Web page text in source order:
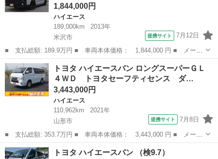
1,844,000円
ハイエース
189,000km
2013年
米沢市
提携サイト 7月12日
■ 支払総額: 189.9万円 ■ 車両本体価格： 1,844,000 円 ■ メーカ
ー名： トヨタ ■ 車種名： ハイエースバン ■ グレード名： ロ
ングＤＸ ／４ＷＤ／６人乗り／寒冷地仕様／社外ナビ／フルセグＴ
Ｖ／Ｂｌ...
山形 米沢市 ハイエース
トヨタ ハイエースバン ロングスーパーＧＬ
４ＷＤ トヨタセーフティセンス ダ…
3,443,000円
ハイエース
110,962km
2021年
山形市
提携サイト 7月8日
■ 支払総額: 353.7万円 ■ 車両本体価格： 3,443,000 円 ■ メーカ
ー名： トヨタ ■ 車種名： ハイエースバン ■ グレード名： ロ
ングスーパーＧＬ ４ＷＤ トヨタセーフティセンス ダブルオート
山形 山形市 ハイエース
トヨタ ハイエースバン （検9.7）